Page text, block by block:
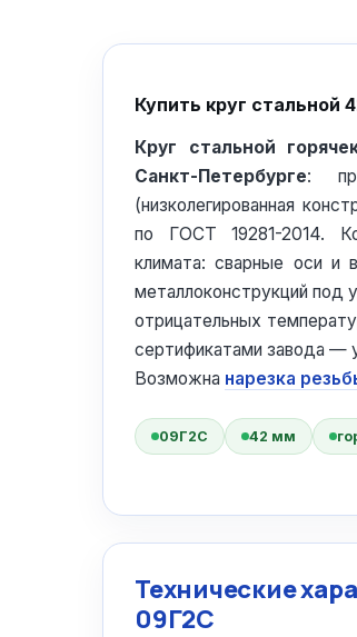
Купить круг стальной
Круг стальной
Санкт-Петербурге:
(низколегированная
по ГОСТ 19281-2014.
климата: сварные оси и
металлоконструкций под
отрицательных
сертификатами завода —
Возможна нарезка
09Г2С 42 мм
Технические
09Г2С